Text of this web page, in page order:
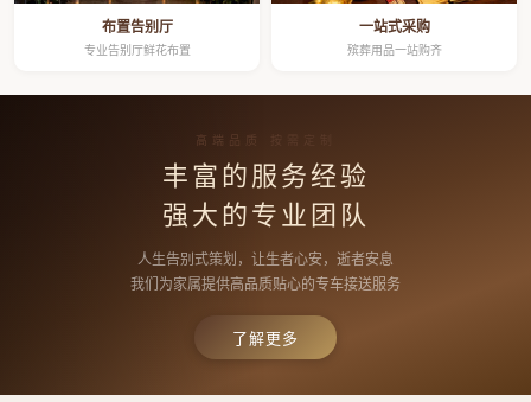
布置告别厅
专业告别厅鲜花布置
一站式采购
殡葬用品一站购齐
高端品质 按需定制
丰富的服务经验
强大的专业团队
人生告别式策划，让生者心安，逝者安息
我们为家属提供高品质贴心的专车接送服务
了解更多